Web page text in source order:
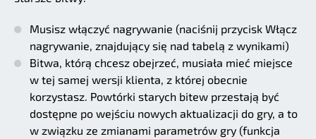
Musisz włączyć nagrywanie (naciśnij przycisk Włącz
nagrywanie, znajdujący się nad tabelą z wynikami)
Bitwa, którą chcesz obejrzeć, musiała mieć miejsce
w tej samej wersji klienta, z której obecnie
korzystasz. Powtórki starych bitew przestają być
dostępne po wejściu nowych aktualizacji do gry, a to
w związku ze zmianami parametrów gry (funkcja